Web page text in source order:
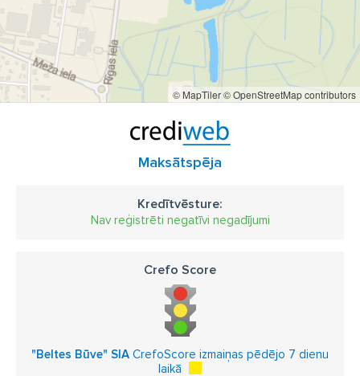
© MapTiler© OpenStreetMap contributors
Maksātspēja
Kredītvēsture:
Nav reģistrēti negatīvi negadījumi
Crefo Score
"Beltes Būve" SIA CrefoScore izmaiņas pēdējo 7 dienu
laikā